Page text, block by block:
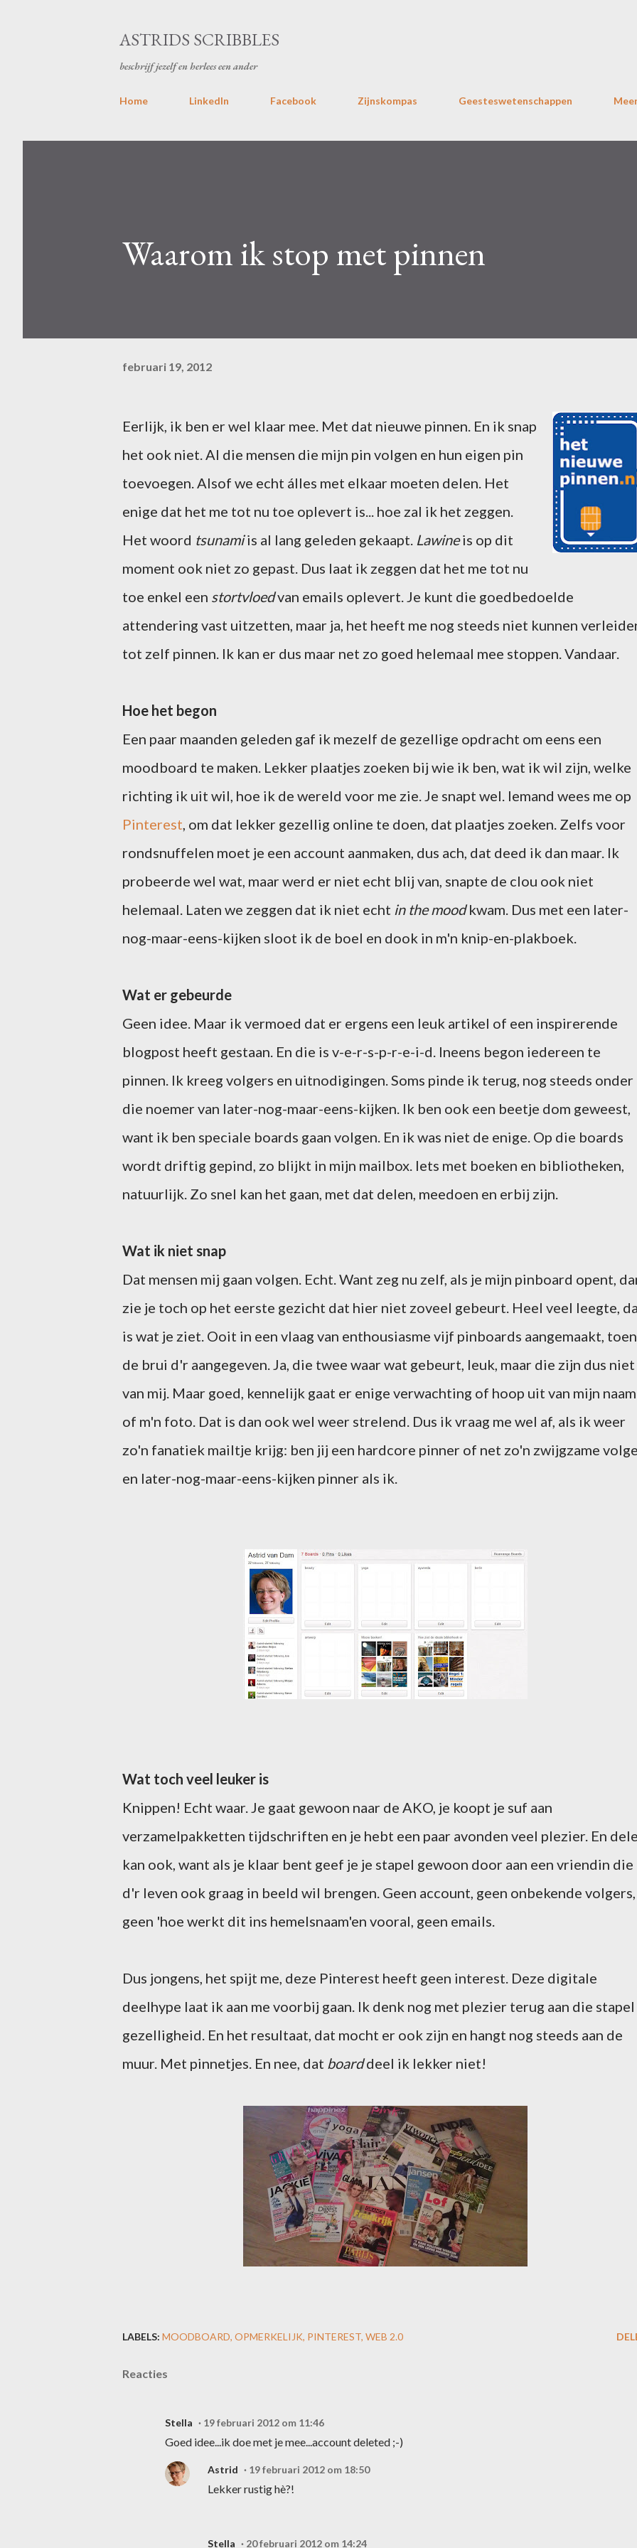
ASTRIDS SCRIBBLES
beschrijf jezelf en herlees een ander
Home LinkedIn Facebook Zijnskompas Geesteswetenschappen
Waarom ik stop met pinnen
februari 19, 2012
Eerlijk, ik ben er wel klaar mee. Met dat nieuwe pinnen. En ik snap
het ook niet. Al die mensen die mijn pin volgen en hun eigen pin
toevoegen. Alsof we echt álles met elkaar moeten delen. Het
enige dat het me tot nu toe oplevert is... hoe zal ik het zeggen.
Het woord tsunamiis al lang geleden gekaapt. Lawineis op dit
moment ook niet zo gepast. Dus laat ik zeggen dat het me tot nu
toe enkel een stortvloedvan emails oplevert. Je kunt die goedbedoelde
attendering vast uitzetten, maar ja, het heeft me nog steeds niet kunnen
tot zelf pinnen. Ik kan er dus maar net zo goed helemaal mee stoppen. Vandaar.
Hoe het begon
Een paar maanden geleden gaf ik mezelf de gezellige opdracht om eens een
moodboard te maken. Lekker plaatjes zoeken bij wie ik ben, wat ik wil zijn, welke
richting ik uit wil, hoe ik de wereld voor me zie. Je snapt wel. Iemand wees me op
Pinterest, om dat lekker gezellig online te doen, dat plaatjes zoeken. Zelfs voor
rondsnuffelen moet je een account aanmaken, dus ach, dat deed ik dan maar. Ik
probeerde wel wat, maar werd er niet echt blij van, snapte de clou ook niet
helemaal. Laten we zeggen dat ik niet echt in the moodkwam. Dus met een later-
nog-maar-eens-kijken sloot ik de boel en dook in m'n knip-en-plakboek.
Wat er gebeurde
Geen idee. Maar ik vermoed dat er ergens een leuk artikel of een inspirerende
blogpost heeft gestaan. En die is v-e-r-s-p-r-e-i-d. Ineens begon iedereen te
pinnen. Ik kreeg volgers en uitnodigingen. Soms pinde ik terug, nog steeds onder
die noemer van later-nog-maar-eens-kijken. Ik ben ook een beetje dom geweest,
want ik ben speciale boards gaan volgen. En ik was niet de enige. Op die boards
wordt driftig gepind, zo blijkt in mijn mailbox. Iets met boeken en bibliotheken,
natuurlijk. Zo snel kan het gaan, met dat delen, meedoen en erbij zijn.
Wat ik niet snap
Dat mensen mij gaan volgen. Echt. Want zeg nu zelf, als je mijn pinboard opent,
zie je toch op het eerste gezicht dat hier niet zoveel gebeurt. Heel veel leegte,
is wat je ziet. Ooit in een vlaag van enthousiasme vijf pinboards aangemaakt, toen
de brui d'r aangegeven. Ja, die twee waar wat gebeurt, leuk, maar die zijn dus niet
van mij. Maar goed, kennelijk gaat er enige verwachting of hoop uit van mijn naam
of m'n foto. Dat is dan ook wel weer strelend. Dus ik vraag me wel af, als ik weer
zo'n fanatiek mailtje krijg: ben jij een hardcore pinner of net zo'n zwijgzame
en later-nog-maar-eens-kijken pinner als ik.
Wat toch veel leuker is
Knippen! Echt waar. Je gaat gewoon naar de AKO, je koopt je suf aan
verzamelpakketten tijdschriften en je hebt een paar avonden veel plezier. En
kan ook, want als je klaar bent geef je je stapel gewoon door aan een vriendin die
d'r leven ook graag in beeld wil brengen. Geen account, geen onbekende volgers,
geen 'hoe werkt dit ins hemelsnaam'en vooral, geen emails.
Dus jongens, het spijt me, deze Pinterest heeft geen interest. Deze digitale
deelhype laat ik aan me voorbij gaan. Ik denk nog met plezier terug aan die stapel
gezelligheid. En het resultaat, dat mocht er ook zijn en hangt nog steeds aan de
muur. Met pinnetjes. En nee, dat boarddeel ik lekker niet!
LABELS: MOODBOARD OPMERKELIJK PINTEREST WEB 2.0
Reacties
Stella 19 februari 2012 om 11:46
Goed idee...ik doe met je mee...account deleted ;-)
Astrid 19 februari 2012 om 18:50
Lekker rustig hè?!
Stella 20 februari 2012 om 14:24